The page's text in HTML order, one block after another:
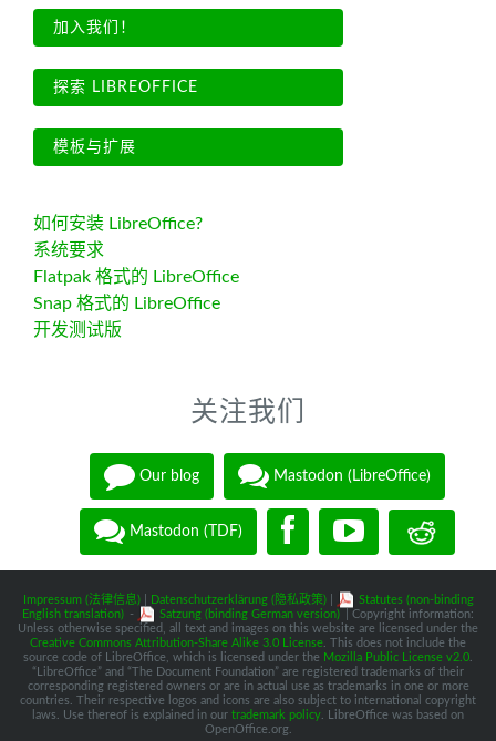
加入我们！
探索 LIBREOFFICE
模板与扩展
如何安装 LibreOffice?
系统要求
Flatpak 格式的 LibreOffice
Snap 格式的 LibreOffice
开发测试版
关注我们
Our blog Mastodon (LibreOffice)
Mastodon (TDF)
Impressum (法律信息)| Datenschutzerklärung (隐私政策)|
Statutes (non-binding
English translation) - Satzung (binding German version)
| Copyright information:
Unless otherwise specified, all text and images on this website are licensed under the
Creative Commons Attribution-Share Alike 3.0 License . This does not include the
source code of LibreOffice, which is licensed under the Mozilla Public License v2.0
“LibreOffice” and “The Document Foundation” are registered trademarks of their
corresponding registered owners or are in actual use as trademarks in one or more
countries. Their respective logos and icons are also subject to international copyright
laws. Use thereof is explained in our trademark policy . LibreOffice was based on
OpenOffice.org.